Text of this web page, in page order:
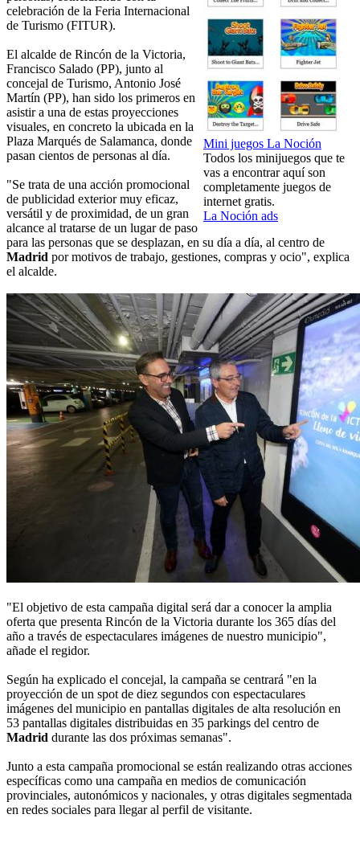
Mini juegos La Noción
Todos los minijuegos que te
vas a encontrar aquí son
completamente juegos de
internet gratis.
La Noción ads
celebración de la Feria Internacional
de Turismo (FITUR).
El alcalde de Rincón de la Victoria,
Francisco Salado (PP), junto al
concejal de Turismo, Antonio José
Martín (PP), han sido los primeros en
asistir a una de estas proyecciones
visuales, en concreto la ubicada en la
Plaza Marqués de Salamanca, donde
pasan cientos de personas al día.
"Se trata de una acción promocional
de publicidad exterior muy eficaz,
versátil y de proximidad, de un gran
alcance al tratarse de un lugar de paso
para las personas que se desplazan, en su día a día, al centro de
Madrid por motivos de trabajo, gestiones, compras y ocio", explica
el alcalde.
"El objetivo de esta campaña digital será dar a conocer la amplia
oferta que presenta Rincón de la Victoria durante los 365 días del
año a través de espectaculares imágenes de nuestro municipio",
añade el regidor.
Según ha explicado el concejal, la campaña se centrará "en la
proyección de un spot de diez segundos con espectaculares
imágenes del municipio en pantallas digitales de alta resolución en
53 pantallas digitales distribuidas en 35 parkings del centro de
Madrid durante las dos próximas semanas".
Junto a esta campaña promocional se están realizando otras acciones
específicas como una campaña en medios de comunicación
provinciales, autonómicos y nacionales, y otras digitales segmentada
en redes sociales para llegar al perfil de visitante.